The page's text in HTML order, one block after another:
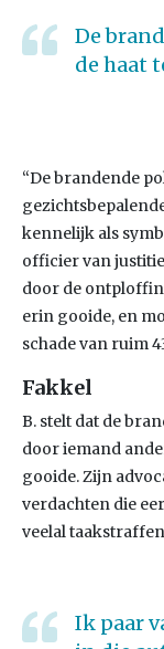
De
de haat
“De brandende
kennelijk als
officier van
door de
erin gooide, en
schade van ruim
Fakkel
B. stelt dat de
door iemand
gooide. Zijn
verdachten die
veelal
Ik paar